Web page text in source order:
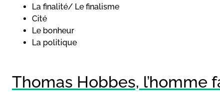
La finalité/ Le finalisme
Cité
Le bonheur
La politique
Thomas Hobbes, l’homme